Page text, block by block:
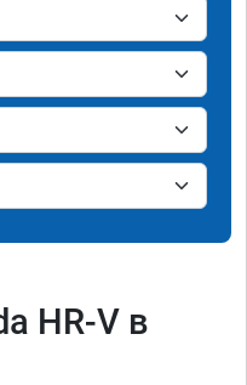
HR-V в